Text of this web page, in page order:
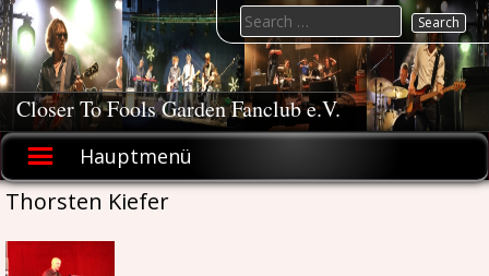
Skip
to
content
Closer To Fools Garden Fanclub e.V.
Hauptmenü
Search
for:
Thorsten Kiefer